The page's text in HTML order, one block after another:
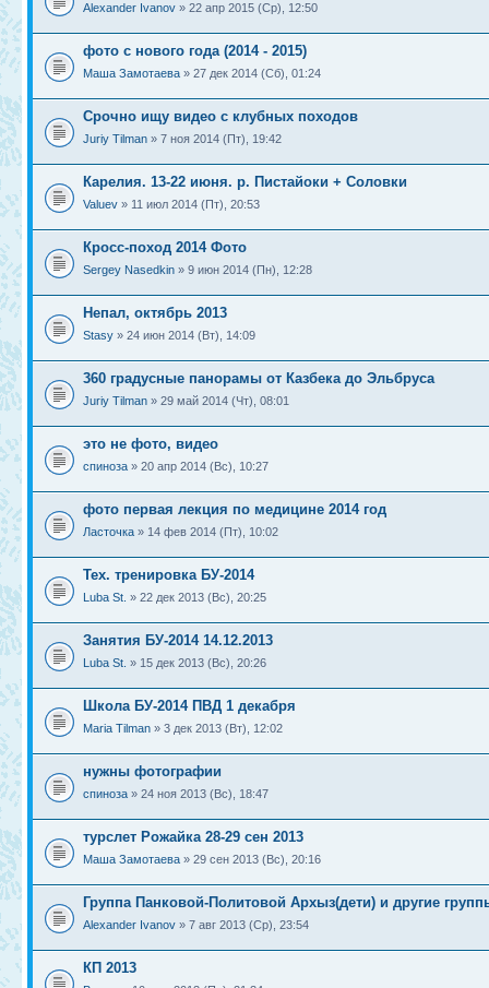
Alexander Ivanov » 22 апр 2015 (Ср), 12:50
фото с нового года (2014 - 2015)
Маша Замотаева » 27 дек 2014 (Сб), 01:24
Срочно ищу видео с клубных походов
Juriy Tilman » 7 ноя 2014 (Пт), 19:42
Карелия. 13-22 июня. р. Пистайоки + Соловки
Valuev » 11 июл 2014 (Пт), 20:53
Кросс-поход 2014 Фото
Sergey Nasedkin » 9 июн 2014 (Пн), 12:28
Непал, октябрь 2013
Stasy » 24 июн 2014 (Вт), 14:09
360 градусные панорамы от Казбека до Эльбруса
Juriy Tilman » 29 май 2014 (Чт), 08:01
это не фото, видео
спиноза » 20 апр 2014 (Вс), 10:27
фото первая лекция по медицине 2014 год
Ласточка » 14 фев 2014 (Пт), 10:02
Тех. тренировка БУ-2014
Luba St. » 22 дек 2013 (Вс), 20:25
Занятия БУ-2014 14.12.2013
Luba St. » 15 дек 2013 (Вс), 20:26
Школа БУ-2014 ПВД 1 декабря
Maria Tilman » 3 дек 2013 (Вт), 12:02
нужны фотографии
спиноза » 24 ноя 2013 (Вс), 18:47
турслет Рожайка 28-29 сен 2013
Маша Замотаева » 29 сен 2013 (Вс), 20:16
Группа Панковой-Политовой Архыз(дети) и другие
Alexander Ivanov » 7 авг 2013 (Ср), 23:54
КП 2013